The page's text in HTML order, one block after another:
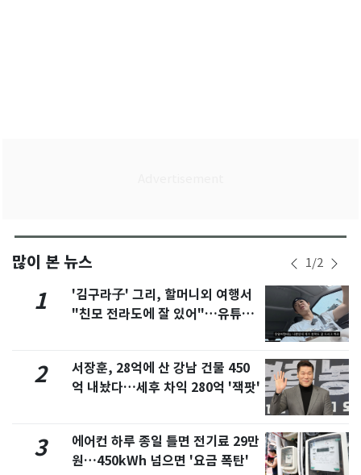
많이 본 뉴스 1/2
1
'김구라子' 그리, 할머니외 여행서
"친모 전라도에 잘 있어"…유튜브
2
서장훈, 28억에 산 강남 건물 450
억 내놨다…세후 차익 280억 '잭팟'
3
에어컨 하루 종일 틀면 전기료 29만
원…450kWh 넘으면 '요금 폭탄'